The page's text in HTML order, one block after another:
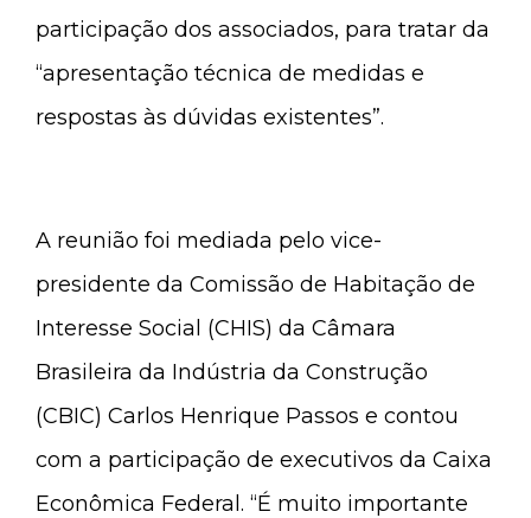
participação dos associados, para tratar da
“apresentação técnica de medidas e
respostas às dúvidas existentes”.
A reunião foi mediada pelo vice-
presidente da Comissão de Habitação de
Interesse Social (CHIS) da Câmara
Brasileira da Indústria da Construção
(CBIC) Carlos Henrique Passos e contou
com a participação de executivos da Caixa
Econômica Federal. “É muito importante